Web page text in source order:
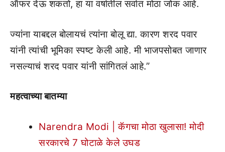
ऑफर देऊ शकतो, हा या वर्षातील सर्वात मोठा जोक आहे.
ज्यांना याबद्दल बोलायचं त्यांना बोलू द्या. कारण शरद पवार
यांनी त्यांची भूमिका स्पष्ट केली आहे. मी भाजपसोबत जाणार
नसल्याचं शरद पवार यांनी सांगितलं आहे.”
महत्वाच्या बातम्या
Narendra Modi | कॅगचा मोठा खुलासा! मोदी
सरकारचे 7 घोटाळे केले उघड